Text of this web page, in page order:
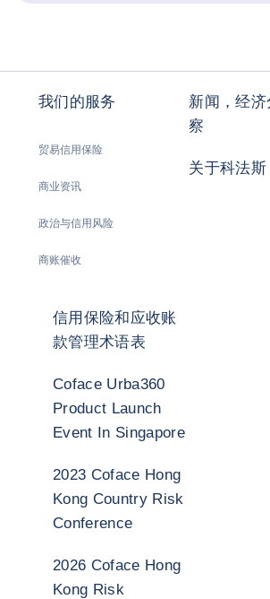
我们的服务
贸易信用保险
商业资讯
政治与信用风险
商账催收
新闻，经济
察
关于科法斯
信用保险和应收账
款管理术语表
Coface Urba360
Product Launch
Event In Singapore
2023 Coface Hong
Kong Country Risk
Conference
2026 Coface Hong
Kong Risk